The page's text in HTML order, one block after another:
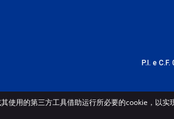
P.I. e
使用的第三方工具借助运行所必要的cookie，以实